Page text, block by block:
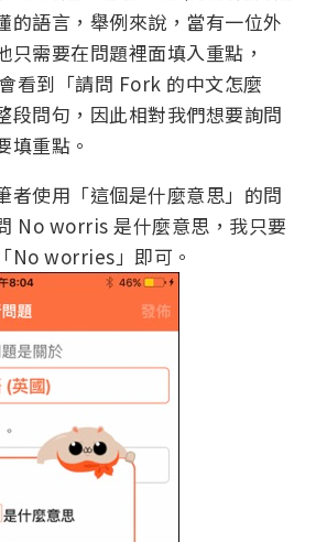
的語言，舉例來說，當有一位外
只需要在問題裡面填入重點，
看到「請問 Fork 的中文怎麼
段問句，因此相對我們想要詢問
填重點。
者使用「這個是什麼意思」的問
No worris 是什麼意思，我只要
No worries」即可。